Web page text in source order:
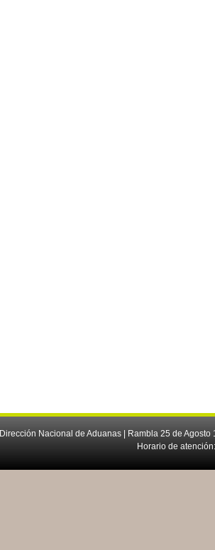
Dirección Nacional de Aduanas | Rambla 25 de
Horario de